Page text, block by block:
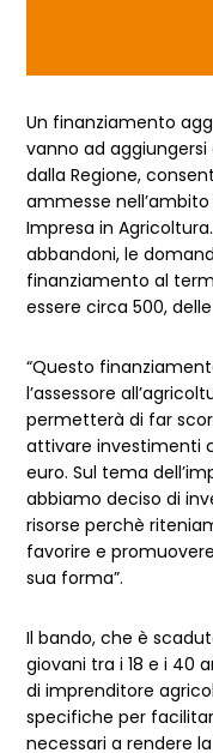
Un finanziamento
vanno ad aggiungersi
dalla Regione,
ammesse
Impresa in
abbandoni, le
finanziamento al
essere circa 500,
“Questo
l’assessore
permetterà di far
attivare investimenti
euro. Sul tema
abbiamo deciso di
risorse perchè
favorire e
sua forma”.
Il bando, che è
giovani tra i 18 e i 40
di imprenditore
specifiche per
necessari a rendere